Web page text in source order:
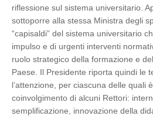
riflessione sul sistema universitario.
sottoporre alla stessa Ministra degli
“capisaldi” del sistema universitario
impulso e di urgenti interventi
ruolo strategico della formazione e
Paese. Il Presidente riporta quindi le
l’attenzione, per ciascuna delle quali
coinvolgimento di alcuni Rettori:
semplificazione, innovazione della